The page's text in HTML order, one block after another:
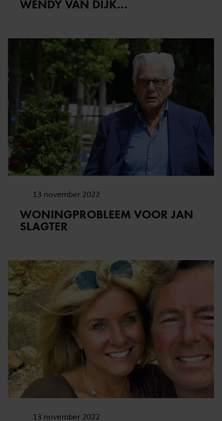
WENDY VAN DIJK…
13 november 2022
WONINGPROBLEEM VOOR JAN
SLAGTER
13 november 2022